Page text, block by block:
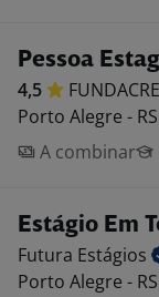
Pessoa
4,5
Porto Alegre - RS
A combinar
Estágio Em
Futura Estágios
Porto Alegre - RS